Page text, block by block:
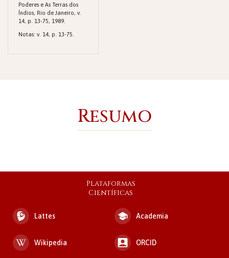
Poderes e As Terras dos
Índios, Rio de Janeiro, v.
14, p. 13-75, 1989.
Notas: v. 14, p. 13-75.
Resumo
Plataformas
Científicas
Lattes Academia
Wikipedia ORCID